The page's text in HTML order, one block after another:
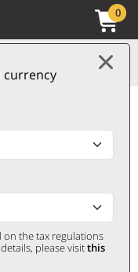
currency
on the tax regulations
please visitthis
0